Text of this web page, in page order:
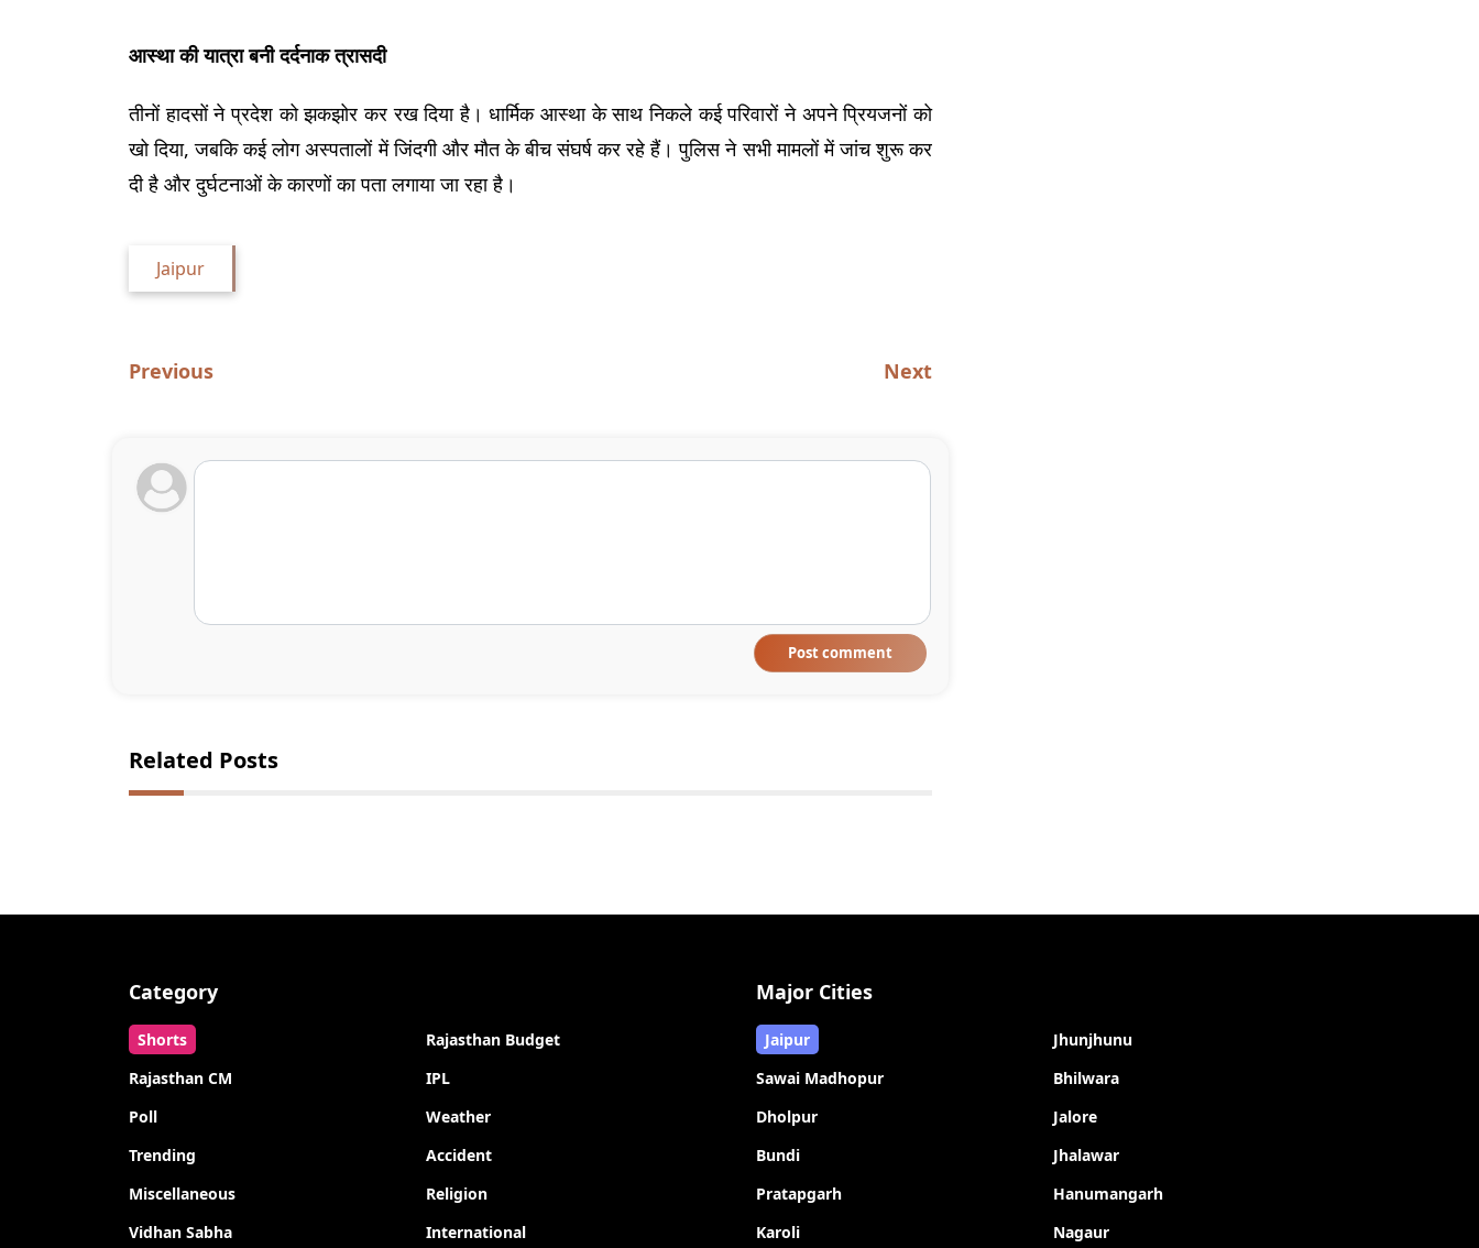
आस्था की यात्रा बनी दर्दनाक त्रासदी
तीनों हादसों ने प्रदेश को झकझोर कर रख दिया है। धार्मिक आस्था के साथ निकले कई परिवारों ने अपने प्रियजनों को
खो दिया, जबकि कई लोग अस्पतालों में जिंदगी और मौत के बीच संघर्ष कर रहे हैं। पुलिस ने सभी मामलों में जांच शुरू कर
दी है और दुर्घटनाओं के कारणों का पता लगाया जा रहा है।
Jaipur
Previous Next
Post comment
Related Posts
Category
Shorts
Rajasthan Budget
Rajasthan CM
IPL
Poll
Weather
Trending
Accident
Miscellaneous
Religion
Vidhan Sabha
International
Major Cities
Jaipur
Jhunjhunu
Sawai Madhopur
Bhilwara
Dholpur
Jalore
Bundi
Jhalawar
Pratapgarh
Hanumangarh
Karoli
Nagaur